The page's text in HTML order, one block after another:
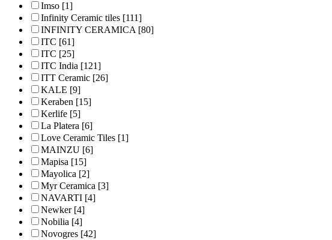
Imso [1]
Infinity Ceramic tiles [111]
INFINITY CERAMICA[80]
ITC [61]
ITC [25]
ITC India [121]
ITT Ceramic [26]
KALE [9]
Keraben [15]
Kerlife [5]
La Platera [6]
Love Ceramic Tiles [1]
MAINZU [6]
Mapisa [15]
Mayolica [2]
Myr Ceramica [3]
NAVARTI [4]
Newker[4]
Nobilia [4]
Novogres [42]